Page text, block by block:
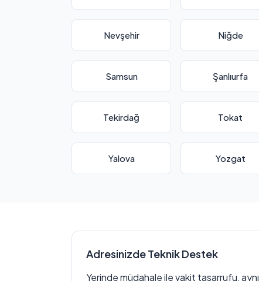
Nevşehir Niğde
Samsun Şanlıurfa
Tekirdağ Tokat
Yalova Yozgat
Adresinizde Teknik Destek
Yerinde müdahale ile vakit tasarrufu, aynı